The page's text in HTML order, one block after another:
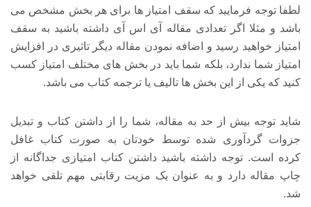
لطفا توجه فرمایید که سقف امتیاز ها برای هر بخش مشخص می
باشد و مثلا اگر تعدادی مقاله آی اس آی داشته باشید به سقف
امتیاز خواهید رسید و اضافه نمودن مقاله دیگر تاثیری در افزایش
امتیاز شما ندارد، بلکه شما باید در بخش های مختلف امتیاز کسب
کنید که یکی از این بخش ها تالیف یا ترجمه کتاب می باشد.
شاید توجه بیش از حد به مقاله، شما را از داشتن کتاب و تبدیل
جزوات گردآوری شده توسط خودتان به صورت کتاب غافل
کرده است. توجه داشته باشید داشتن کتاب امتیازی جداگانه از
چاپ مقاله دارد و به عنوان یک مزیت رقابتی مهم تلقی خواهد
شد.